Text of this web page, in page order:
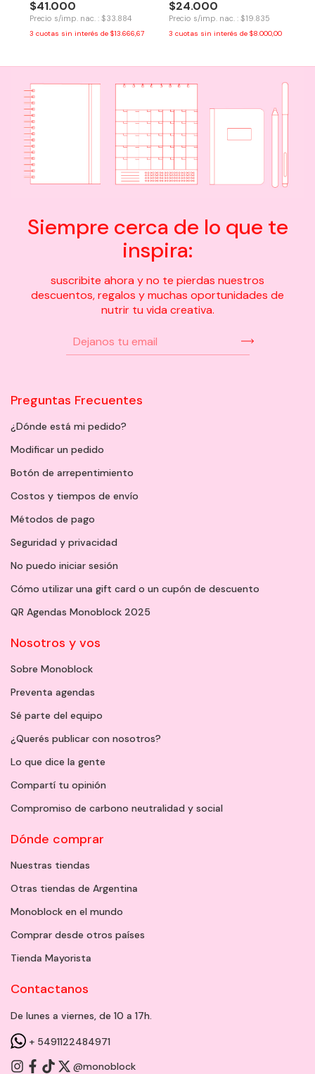
$41.000
Precio s/imp. nac. : $33.884
3 cuotas sin interés de $13.666,67
$24.000
Precio s/imp. nac. : $19.835
3 cuotas sin interés de $8.000,00
Siempre cerca de lo que te
inspira:
suscribite ahora y no te pierdas nuestros
descuentos, regalos y muchas oportunidades de
nutrir tu vida creativa.
Preguntas Frecuentes
¿Dónde está mi pedido?
Modificar un pedido
Botón de arrepentimiento
Costos y tiempos de envío
Métodos de pago
Seguridad y privacidad
No puedo iniciar sesión
Cómo utilizar una gift card o un cupón de descuento
QR Agendas Monoblock 2025
Nosotros y vos
Sobre Monoblock
Preventa agendas
Sé parte del equipo
¿Querés publicar con nosotros?
Lo que dice la gente
Compartí tu opinión
Compromiso de carbono neutralidad y social
Dónde comprar
Nuestras tiendas
Otras tiendas de Argentina
Monoblock en el mundo
Comprar desde otros países
Tienda Mayorista
Contactanos
De lunes a viernes, de 10 a 17h.
+ 5491122484971
@monoblock